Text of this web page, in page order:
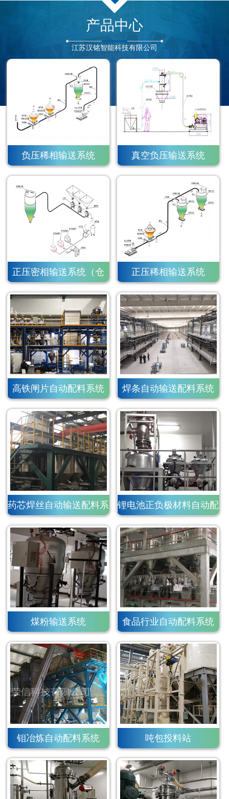
产品中心
江苏汉铭智能科技有限公司
负压稀相输送系统 真空负压输送系统
正压密相输送系统（仓
泵）
正压稀相输送系统
高铁闸片自动配料系统 焊条自动输送配料系统
药芯焊丝自动输送配料系
统
锂电池正负极材料自动配
料系统
煤粉输送系统 食品行业自动配料系统
钼冶炼自动配料系统 吨包投料站